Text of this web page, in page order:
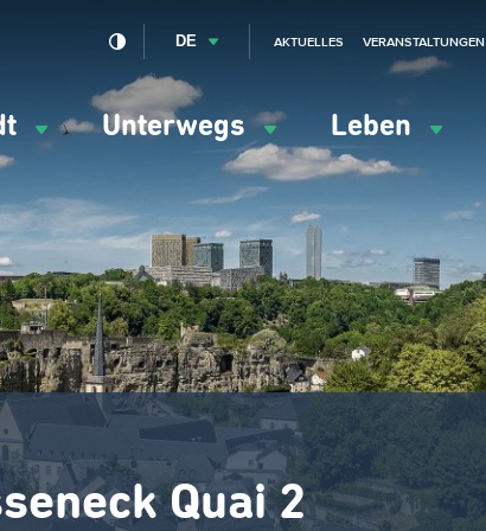
Unterwegs Leben
DE AKTUELLES VERANSTALTUNGEN
Quai 2